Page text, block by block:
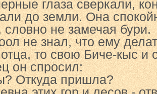
глаза сверкали,
до земли. Она
словно не замечая бури.
не знал, что ему
отца, то свою Биче-кыс и
он спросил:
Откуда пришла?